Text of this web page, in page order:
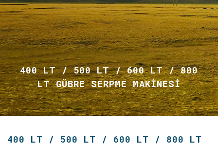
400 LT / 500 LT / 600 LT / 800
LT GÜBRE SERPME MAKİNESİ
400 LT / 500 LT / 600 LT / 800 LT